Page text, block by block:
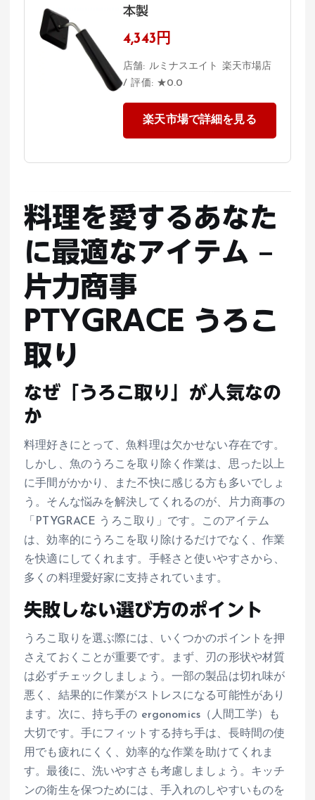
本製
4,343円
店舗: ルミナスエイト 楽天市場店
/ 評価: ★0.0
楽天市場で詳細を見る
料理を愛するあなた
に最適なアイテム –
片力商事
PTYGRACE うろこ
取り
なぜ「うろこ取り」が人気なの
か
料理好きにとって、魚料理は欠かせない存在です。
しかし、魚のうろこを取り除く作業は、思った以上
に手間がかかり、また不快に感じる方も多いでしょ
う。そんな悩みを解決してくれるのが、片力商事の
「PTYGRACE うろこ取り」です。このアイテム
は、効率的にうろこを取り除けるだけでなく、作業
を快適にしてくれます。手軽さと使いやすさから、
多くの料理愛好家に支持されています。
失敗しない選び方のポイント
うろこ取りを選ぶ際には、いくつかのポイントを押
さえておくことが重要です。まず、刃の形状や材質
は必ずチェックしましょう。一部の製品は切れ味が
悪く、結果的に作業がストレスになる可能性があり
ます。次に、持ち手の ergonomics（人間工学）も
大切です。手にフィットする持ち手は、長時間の使
用でも疲れにくく、効率的な作業を助けてくれま
す。最後に、洗いやすさも考慮しましょう。キッチ
ンの衛生を保つためには、手入れのしやすいものを